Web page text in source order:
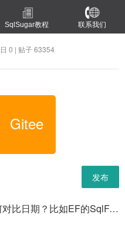
SqlSugar教程 联系我们
0 | 贴子 63354
Gitee
发布
[SqlSugar] Lambda如何对比日期？比如EF的SqlFunctions.DateDiff -